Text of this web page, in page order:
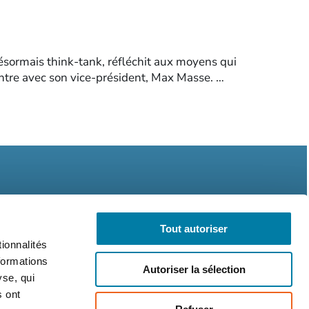
qui
ont
Tout autoriser
Autoriser la sélection
think-tank, réfléchit aux moyens qui
avec son vice-président, Max Masse. …